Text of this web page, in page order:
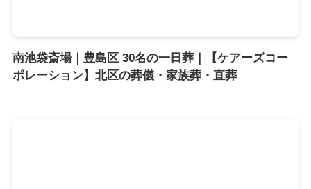
南池袋斎場｜豊島区 30名の一日葬｜【ケアーズコー
ポレーション】北区の葬儀・家族葬・直葬